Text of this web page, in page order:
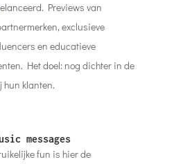
Previews van
exclusieve
en educatieve
Het doel: nog dichter in de
hun klanten.
messages
fun is hier de